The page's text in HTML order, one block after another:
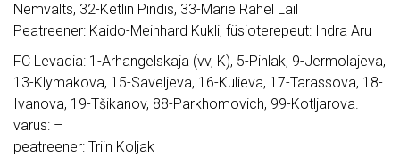
Nemvalts, 32-Ketlin Pindis, 33-Marie Rahel Lail
Peatreener: Kaido-Meinhard Kukli, füsioterepeut: Indra Aru
FC Levadia: 1-Arhangelskaja (vv, K), 5-Pihlak, 9-Jermolajeva,
13-Klymakova, 15-Saveljeva, 16-Kulieva, 17-Tarassova, 18-
Ivanova, 19-Tšikanov, 88-Parkhomovich, 99-Kotljarova.
varus: –
peatreener: Triin Koljak